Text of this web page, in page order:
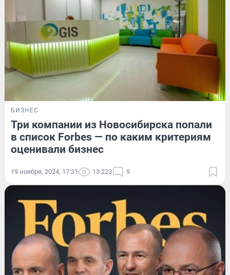
БИЗНЕС
Три компании из Новосибирска попали
в список Forbes — по каким критериям
оценивали бизнес
19 ноября, 2024, 17:31 13 223 9